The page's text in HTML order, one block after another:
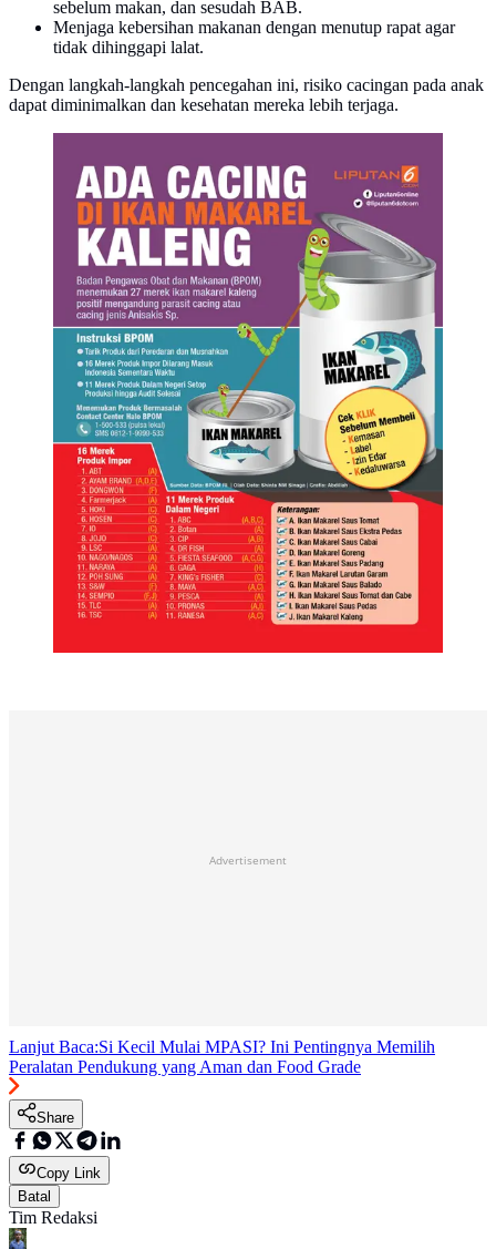
sebelum makan, dan sesudah BAB.
Menjaga kebersihan makanan dengan menutup rapat agar
tidak dihinggapi lalat.
Dengan langkah-langkah pencegahan ini, risiko cacingan pada anak
dapat diminimalkan dan kesehatan mereka lebih terjaga.
(Liputan6.com/Abdillah)
Advertisement
Lanjut Baca:Si Kecil Mulai MPASI? Ini Pentingnya Memilih
Peralatan Pendukung yang Aman dan Food Grade
Share
Copy Link
Batal
Tim Redaksi